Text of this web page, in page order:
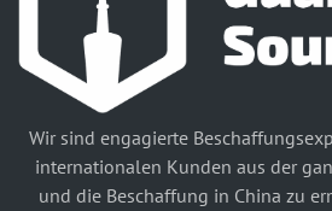
Wir sind engagierte
internationalen Kunden aus der
und die Beschaffung in China zu